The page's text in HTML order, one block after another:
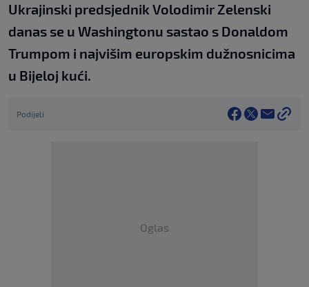
Ukrajinski predsjednik Volodimir Zelenski
danas se u Washingtonu sastao s Donaldom
Trumpom i najvišim europskim dužnosnicima
u Bijeloj kući.
Podijeli
Oglas